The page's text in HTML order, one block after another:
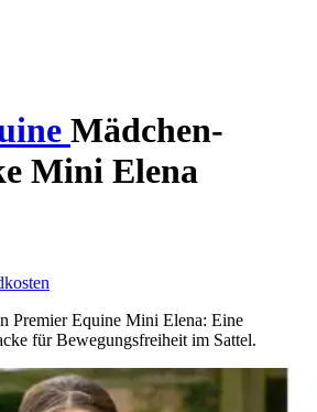
Mädchen-
Mini Elena
Premier Equine Mini Elena: Eine
für Bewegungsfreiheit im Sattel.